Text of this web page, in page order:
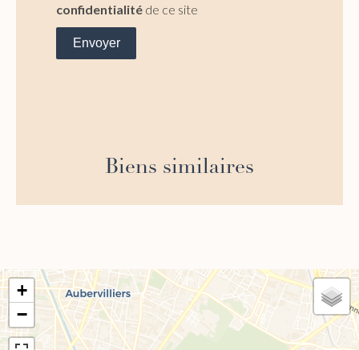
confidentialité de ce site
Envoyer
Biens similaires
+
−